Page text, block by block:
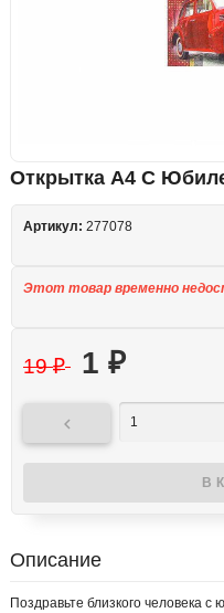
Открытка А4 С
Артикул: 277078
Этот товар временно
19₽ 1 ₽

Описание
Поздравьте близкого человека